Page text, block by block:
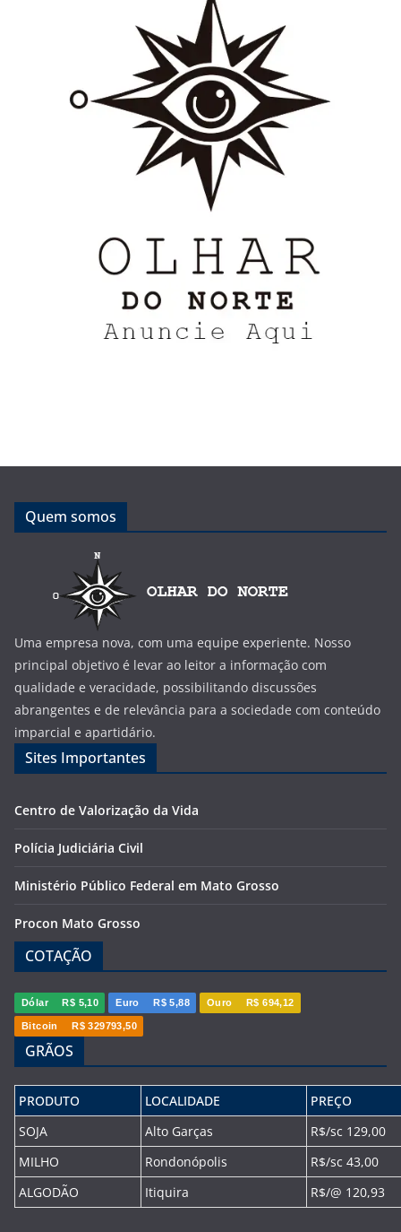
Quem somos
Uma empresa nova, com uma equipe experiente. Nosso
principal objetivo é levar ao leitor a informação com
qualidade e veracidade, possibilitando discussões
abrangentes e de relevância para a sociedade com conteúdo
imparcial e apartidário.
Sites Importantes
Centro de Valorização da Vida
Polícia Judiciária Civil
Ministério Público Federal em Mato Grosso
Procon Mato Grosso
COTAÇÃO
Dólar R$ 5,10 Euro R$ 5,88 Ouro R$ 694,12
Bitcoin R$ 329793,50
GRÃOS
PRODUTO LOCALIDADE
PREÇO
SOJA
Alto Garças
R$/sc 129,00
MILHO
Rondonópolis
R$/sc 43,00
ALGODÃO
Itiquira R$/@ 120,93